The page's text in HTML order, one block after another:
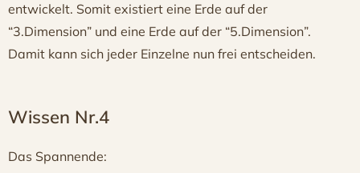
entwickelt. Somit existiert eine Erde auf der
“3.Dimension” und eine Erde auf der “5.Dimension”.
Damit kann sich jeder Einzelne nun frei entscheiden.
Wissen Nr.4
Das Spannende: